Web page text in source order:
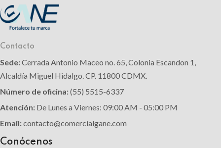
Contacto
Sede:Cerrada Antonio Maceo no. 65, Colonia Escandon 1,
Alcaldía Miguel Hidalgo. CP. 11800 CDMX.
Número de oficina:(55) 5515-6337
Atención: De Lunes a Viernes: 09:00 AM - 05:00 PM
Email:contacto@comercialgane.com
Conócenos